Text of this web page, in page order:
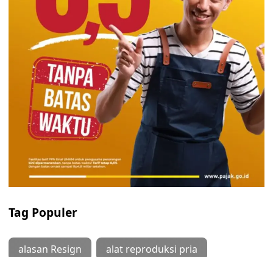
Tag Populer
alasan Resign alat reproduksi pria